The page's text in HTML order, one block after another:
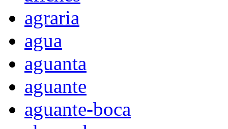
agraria
agua
aguanta
aguante
aguante-boca